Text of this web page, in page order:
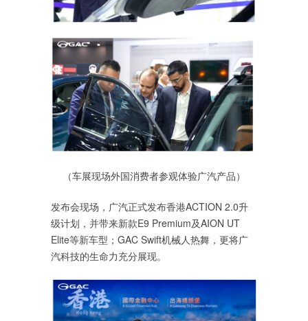
（车展现场外国消费者参观体验广汽产品）
发布会现场，广汽正式发布香港ACTION 2.0升
级计划，并带来新款E9 Premium及AION UT
Elite等新车型；GAC Swift机械人热舞，更将广
汽科技的生命力充分展现。